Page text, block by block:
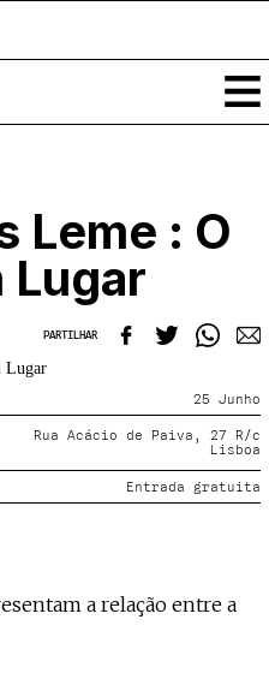
longe.
Leme : O
Lugar
PARTILHAR
25 Junho
Rua Acácio de Paiva, 27 R/c
Lisboa
Entrada gratuita
a relação entre a